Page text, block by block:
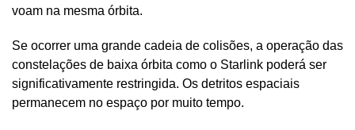
voam na mesma órbita.
Se ocorrer uma grande cadeia de colisões, a operação das
constelações de baixa órbita como o Starlink poderá ser
significativamente restringida. Os detritos espaciais
permanecem no espaço por muito tempo.